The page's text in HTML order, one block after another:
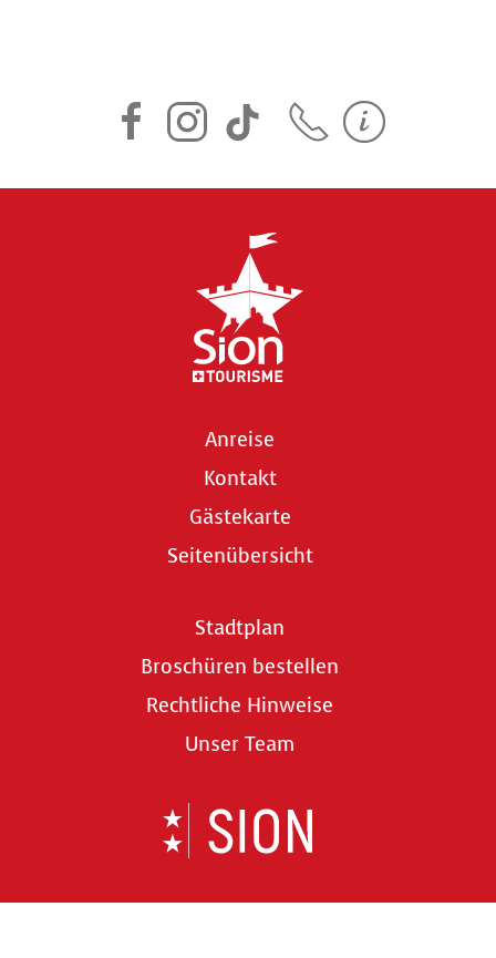
Anreise
Kontakt
Gästekarte
Seitenübersicht
Stadtplan
Broschüren bestellen
Rechtliche Hinweise
Unser Team